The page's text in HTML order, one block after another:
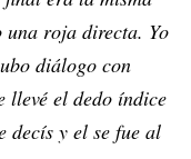
roja directa. Yo
diálogo con
llevé el dedo índice
decís y el se fue al